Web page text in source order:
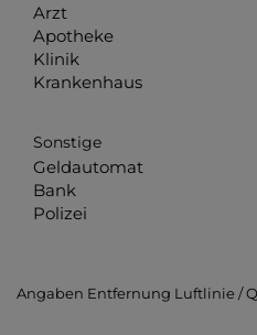
Arzt
Apotheke
Klinik
Krankenhaus
Sonstige
Geldautomat
Bank
Polizei
Angaben Entfernung Luftlinie /